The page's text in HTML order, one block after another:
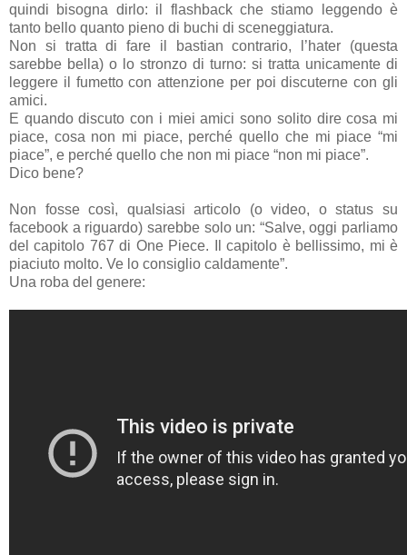
quindi bisogna dirlo: il flashback che stiamo leggendo è
tanto bello quanto pieno di buchi di sceneggiatura.
Non si tratta di fare il bastian contrario, l’hater (questa
sarebbe bella) o lo stronzo di turno: si tratta unicamente di
leggere il fumetto con attenzione per poi discuterne con gli
amici.
E quando discuto con i miei amici sono solito dire cosa mi
piace, cosa non mi piace, perché quello che mi piace “mi
piace”, e perché quello che non mi piace “non mi piace”.
Dico bene?
Non fosse così, qualsiasi articolo (o video, o status su
facebook a riguardo) sarebbe solo un: “Salve, oggi parliamo
del capitolo 767 di One Piece. Il capitolo è bellissimo, mi è
piaciuto molto. Ve lo consiglio caldamente”.
Una roba del genere: